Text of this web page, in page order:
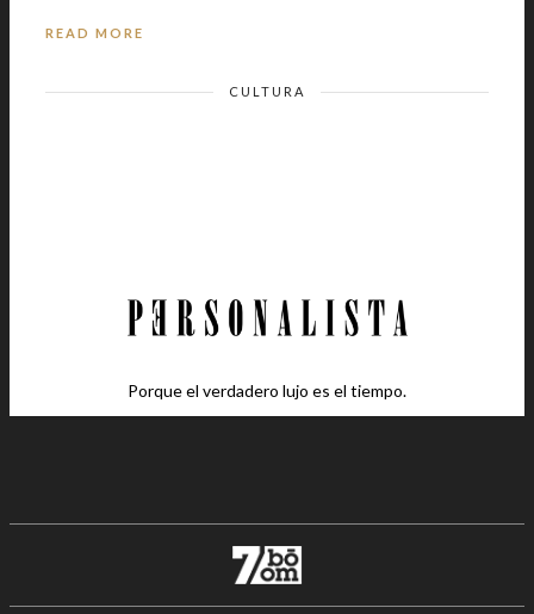
READ MORE
CULTURA
Porque el verdadero lujo es el tiempo.